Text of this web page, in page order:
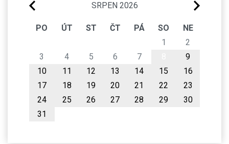
SRPEN 2026
PO ÚT ST ČT PÁ SO
NE
1
2
3
4 5 6 7
9
10
11 12 13 14 15
16
17
18 19 20 21 22
23
24
25 26 27 28 29
30
31